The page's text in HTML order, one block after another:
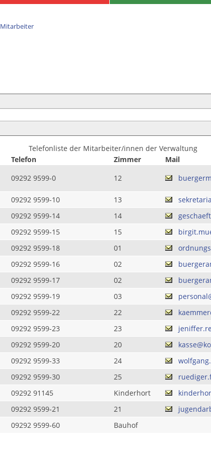
Mitarbeiter
Telefonliste der Mitarbeiter/innen der Verwaltung
Telefon Zimmer
Mail
09292 9599-0 12
09292 9599-10 13
09292 9599-14 14
09292 9599-15 15
09292 9599-18 01
09292 9599-16 02
09292 9599-17 02
09292 9599-19 03
09292 9599-22 22
09292 9599-23 23
09292 9599-20 20
09292 9599-33 24
09292 9599-30 25
09292 91145 Kinderhort
09292 9599-21 21
09292 9599-60 Bauhof